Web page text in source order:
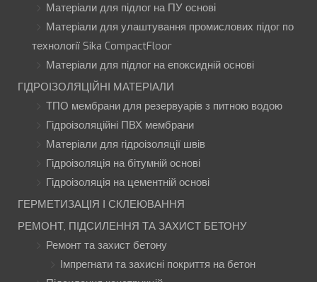
Матеріали для підлог на ПУ основі
Матеріали для улаштування промислових підог по
технології Sika CompactFloor
Матеріали для підлог на епоксидній основі
ГІДРОІЗОЛЯЦІЙНІ МАТЕРІАЛИ
ТПО мембрани для резервуарів з питною водою
Гідроізоляційні ПВХ мембрани
Матеріали для гідроізоляції швів
Гідроізоляція на бітумній основі
Гідроізоляція на цементній основі
ГЕРМЕТИЗАЦІЯ І СКЛЕЮВАННЯ
РЕМОНТ, ПІДСИЛЕННЯ ТА ЗАХИСТ БЕТОНУ
Ремонт та захист бетону
Імпрегнати та захисні покриття на бетон